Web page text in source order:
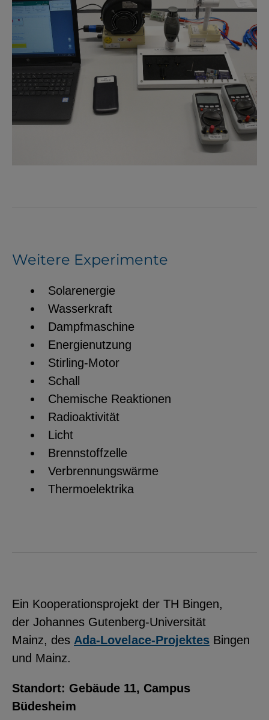
Weitere Experimente
Solarenergie
Wasserkraft
Dampfmaschine
Energienutzung
Stirling-Motor
Schall
Chemische Reaktionen
Radioaktivität
Licht
Brennstoffzelle
Verbrennungswärme
Thermoelektrika
Ein Kooperationsprojekt der TH Bingen,
der Johannes Gutenberg-Universität
Mainz, des Ada-Lovelace-Projektes Bingen
und Mainz.
Standort: Gebäude 11, Campus
Büdesheim